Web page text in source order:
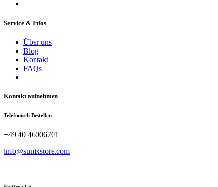
Service & Infos
Über uns
Blog
Kontakt
FAQs
Kontakt aufnehmen
Telefonisch Bestellen
+49 40 46006701
info@sunixstore.com